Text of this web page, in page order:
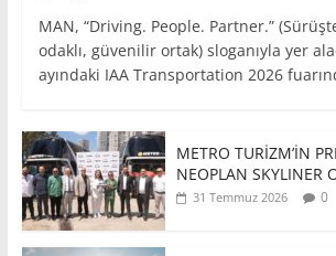
MAN, “Driving. People. Partner.”
odaklı, güvenilir ortak) sloganıyla yer
ayındaki IAA Transportation 2026
METRO TURİZM’İN
NEOPLAN SKYLINER
31 Temmuz 2026 0